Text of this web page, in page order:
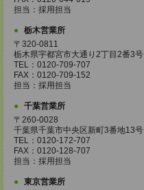
担当：採用担当
栃木営業所
〒320-0811
栃木県宇都宮市大通り2丁目2番3
TEL：0120-709-707
FAX：0120-709-152
担当：採用担当
千葉営業所
〒260-0028
千葉県千葉市中央区新町3番地13
TEL：0120-172-707
FAX：0120-128-707
担当：採用担当
東京営業所